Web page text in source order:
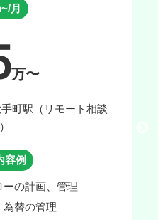
月
万〜
町駅（リモート相談
容例
の計画、管理
替の管理